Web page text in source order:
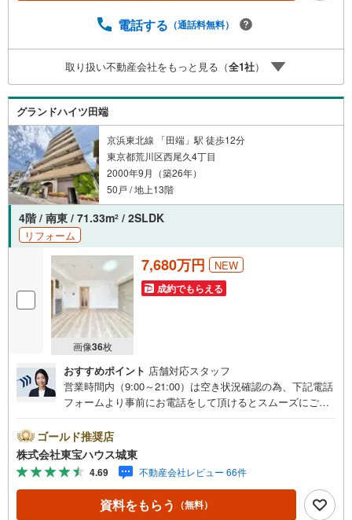
生活」を「未来カレンダー」で見える化します。（2）ご購
ポート」・漠然としたキャッシュフローのグラフ化、効果
的な生命保険の見直し、繰り上げ返済の効果的なタイミン
グなどご提案させて頂きます。■ご案内方法ご自宅へお迎
え・最寄駅等でお待ち合わせ、弊社へのご来社など、ご相
談くださいませ。■お車の無料提携駐車場がございます。
電話する （通話料無料）
取り扱い不動産会社をもっと見る（全1社）
グランドハイツ田端
京浜東北線 「田端」駅 徒歩12分
東京都荒川区西尾久4丁目
2000年9月（築26年）
50戸 / 地上13階
4階 / 南東 / 71.33m2 / 2SLDK
リフォーム
画像36枚
7,680万円 NEW
成約でもらえる
おすすめポイント 店舗対応スタッフ
営業時間内（9:00～21:00）は空き状況確認の為、下記電話
フォームより事前にお電話をして頂けるとスムーズにご案
カレンダーの作成▽ご購入後もお客様の人生のパートナー
として暮らしの「安心」を守り続けます。【Yahoo！ 不動
産キャンペーン対象店舗】当店で物件を成約するとPayPay
ボーナスライトがもらえる「Yahoo！ 不動産 物件ご成約キ
ャンペーン」の対象になります。「資料をもらう」「見学
予約をする」ボタンからお問い合わせください。※必ずYah
ゴールド推奨店
株式会社東宝ハウス城東
4.69 不動産会社レビュー 66件
資料をもらう （無料）